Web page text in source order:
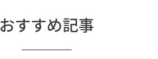
おすすめ記事